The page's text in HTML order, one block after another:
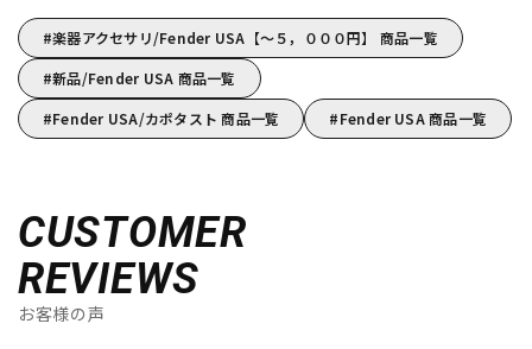
楽器アクセサリ/Fender USA【～５，０００円】 商品一覧
新品/Fender USA 商品一覧
Fender USA/カポタスト 商品一覧
Fender USA 商品一覧
CUSTOMER
REVIEWS
お客様の声